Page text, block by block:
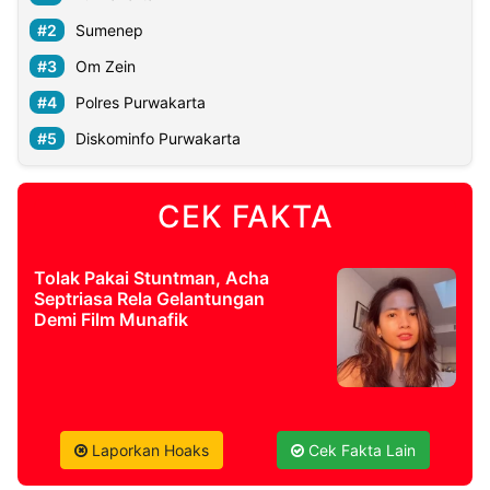
Sumenep
Om Zein
Polres Purwakarta
Diskominfo Purwakarta
CEK FAKTA
Tolak Pakai Stuntman, Acha
Septriasa Rela Gelantungan
Demi Film Munafik
Laporkan Hoaks Cek Fakta Lain